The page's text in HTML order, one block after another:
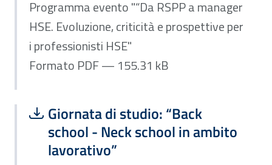
Programma evento "“Da RSPP a manager
HSE. Evoluzione, criticità e prospettive per
i professionisti HSE"
Formato PDF — 155.31 kB
Scarica file:
Giornata di studio: “Back
school - Neck school in ambito
lavorativo”
Formato PDF — Dimensione 279.42 kB